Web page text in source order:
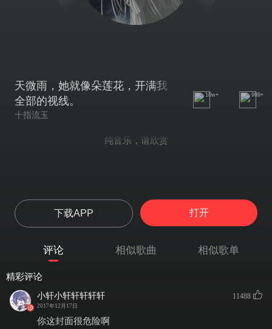
天微雨，她就像朵莲花，开满我
全部的视线。
十指流玉
10w+ 999+
纯音乐，请欣赏
下载APP 打开
评论 相似歌曲 相似歌单
精彩评论
小轩小轩轩轩轩轩
2017年12月17日
11488
你这封面很危险啊